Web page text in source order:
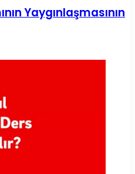
Yaygınlaşmasının